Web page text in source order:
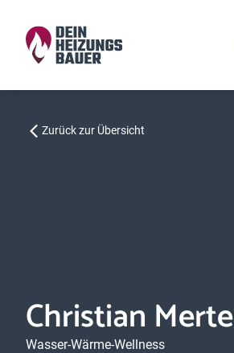
Zurück zur Übersicht
Christian
Wasser-Wärme-Wellness